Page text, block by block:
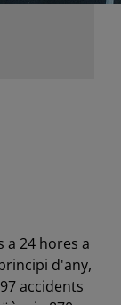
a 24 hores a
d'any,
accidents